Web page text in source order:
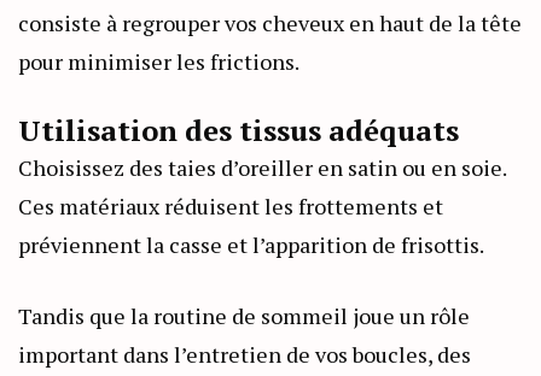
consiste à regrouper vos cheveux en haut de la tête
pour minimiser les frictions.
Utilisation des tissus adéquats
Choisissez des taies d’oreiller en satin ou en soie.
Ces matériaux réduisent les frottements et
préviennent la casse et l’apparition de frisottis.
Tandis que la routine de sommeil joue un rôle
important dans l’entretien de vos boucles, des